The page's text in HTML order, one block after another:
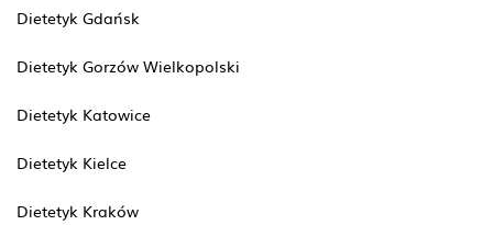
Dietetyk Gdańsk
Dietetyk Gorzów Wielkopolski
Dietetyk Katowice
Dietetyk Kielce
Dietetyk Kraków